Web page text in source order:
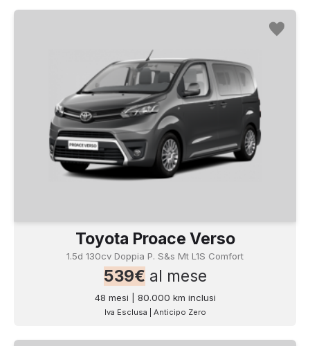
Toyota Proace Verso
1.5d 130cv Doppia P. S&s Mt L1S Comfort
539€ al mese
48 mesi | 80.000 km inclusi
Iva Esclusa | Anticipo Zero